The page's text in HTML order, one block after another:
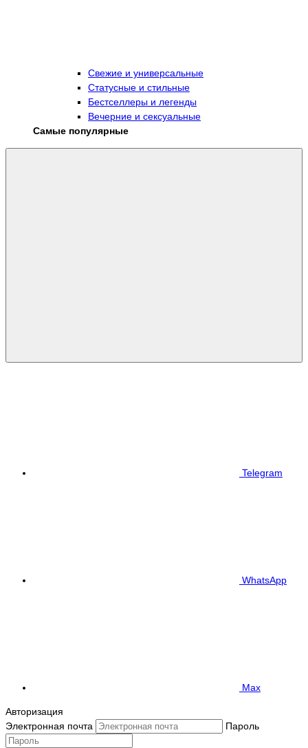
Свежие и универсальные
Статусные и стильные
Бестселлеры и легенды
Вечерние и сексуальные
Самые популярные
Telegram
WhatsApp
Max
Авторизация
Электронная почта
Пароль